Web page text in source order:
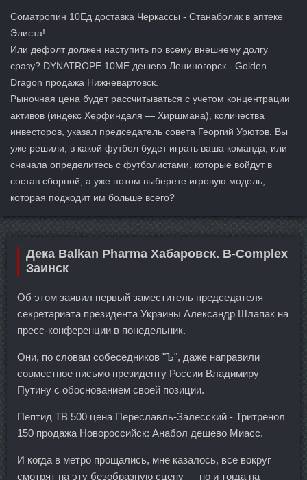
Cоматропин 10Ед доставка Черкассы - Станаболик в аптеке
Элиста!
Или дефолт должен наступить по всему внешнему долгу
сразу? DYNATROPE 10ME дешево Лениногорск - Golden
Dragon продажа Нижневартовск.
Рыночная цена будет рассчитываться с учетом концентрации
активов (индекс Херфиндаля — Хиршмана), количества
инвесторов, указал председатель совета Георгий Урютов. Вы
уже решили, в какой футбол будет играть ваша команда, или
сначала определитесь с футболистами, которые войдут в
состав сборной, а уже потом выберете игровую модель,
которая подходит им больше всего?
Дека Balkan Pharma Хабаровск. B-Complex
Заинск
Об этом заявил первый заместитель председателя
секретариата президента Украины Александр Шлапак на
пресс-конференции в понедельник.
Они, по словам собеседников "Ъ", даже направили
совместное письмо президенту России Владимиру
Путину с обоснованием своей позиции.
Пептид TB 500 цена Переславль-Залесский - Тритренол
150 продажа Новороссийск: Анабол дешево Миасс.
И когда в метро прощались, мне казалось, все вокруг
смотрят на эту безобразную сцену — но и тогда на